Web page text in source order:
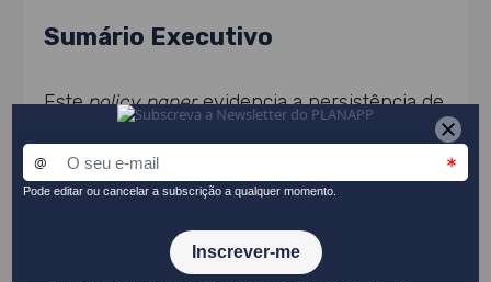
Sumário Executivo
Estepolicy paperevidencia a persistência de
desigualdades económicas territoriais
profundas em Portugal, com diferenças de
rendimento marcadas entre regiões, sub-
regiões e, sobretudo, freguesias, e uma
longo do tempo. A desigualdade é
predominantemente interpessoal, ocorrendo